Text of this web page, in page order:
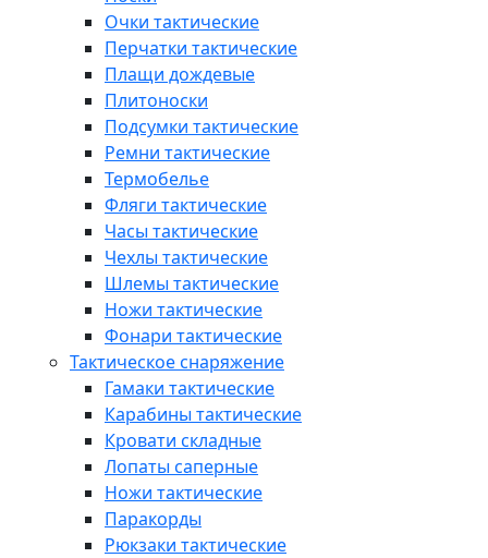
Очки тактические
Перчатки тактические
Плащи дождевые
Плитоноски
Подсумки тактические
Ремни тактические
Термобелье
Фляги тактические
Часы тактические
Чехлы тактические
Шлемы тактические
Ножи тактические
Фонари тактические
Тактическое снаряжение
Гамаки тактические
Карабины тактические
Кровати складные
Лопаты саперные
Ножи тактические
Паракорды
Рюкзаки тактические